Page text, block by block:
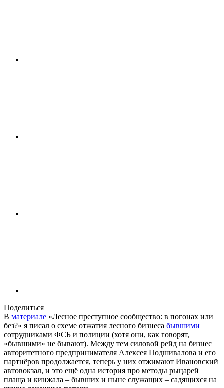
Поделиться
В материале «Лесное преступное сообщество: в погонах или
без?» я писал о схеме отжатия лесного бизнеса бывшими
сотрудниками ФСБ и полиции (хотя они, как говорят,
«бывшими» не бывают). Между тем силовой рейд на бизнес
авторитетного предпринимателя Алексея Подшивалова и его
партнёров продолжается, теперь у них отжимают Ивановский
автовокзал, и это ещё одна история про методы рыцарей
плаща и кинжала – бывших и ныне служащих – садящихся на